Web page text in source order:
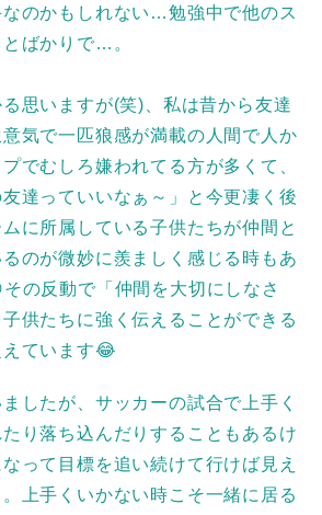
のかもしれない…勉強中で他のス
ばかりで…。
思いますが(笑)、私は昔から友達
気で一匹狼感が満載の人間で人か
でむしろ嫌われてる方が多くて、
達っていいなぁ～」と今更凄く後
に所属している子供たちが仲間と
のが微妙に羨ましく感じる時もあ
の反動で「仲間を大切にしなさ
供たちに強く伝えることができる
ています😂
したが、サッカーの試合で上手く
り落ち込んだりすることもあるけ
って目標を追い続けて行けば見え
上手くいかない時こそ一緒に居る